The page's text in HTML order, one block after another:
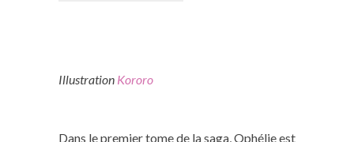
Illustration Kororo
Dans le premier tome de la saga, Ophélie est